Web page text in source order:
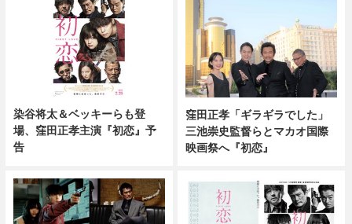
染谷将太＆ベッキーらも登
場、窪田正孝主演『初恋』予
告
窪田正孝「ギラギラでした」
三池崇史監督らとマカオ国際
映画祭へ『初恋』